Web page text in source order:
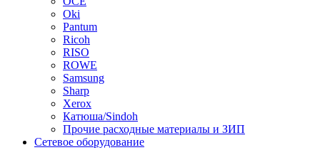
Oki
Pantum
Ricoh
RISO
ROWE
Samsung
Sharp
Xerox
Катюша/Sindoh
Прочие расходные материалы и ЗИП
Сетевое оборудование